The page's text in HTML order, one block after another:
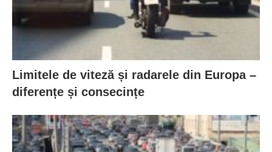
Limitele de viteză și radarele din Europa –
diferențe și consecințe